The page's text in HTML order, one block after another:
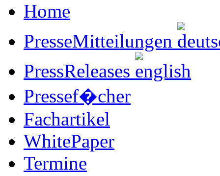
Home
PresseMitteilungen
PressReleases
Pressef�cher
Fachartikel
WhitePaper
Termine